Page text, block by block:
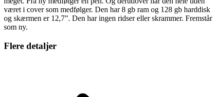
været i cover som medfølger. Den har 8 gb ram og 128 gb harddisk
og skærmen er 12,7”. Den har ingen ridser eller skrammer. Fremstår
som ny.
Flere detaljer